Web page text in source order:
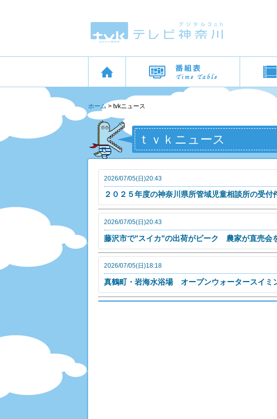
ホーム > tvkニュース
ｔｖｋニュース
2026/07/05(日)20:43
２０２５年度の神奈川県所管域児童相談所の受
2026/07/05(日)20:43
藤沢市で"スイカ"の出荷がピーク 農家が直売会
2026/07/05(日)18:18
真鶴町・岩海水浴場 オープンウォータースイミ